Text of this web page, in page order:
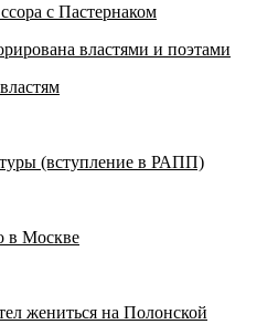
с Пастернаком
властями и поэтами
(вступление в РАПП)
в Москве
жениться на Полонской